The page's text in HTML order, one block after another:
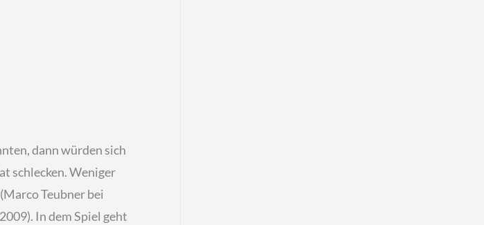
dann würden sich
schlecken. Weniger
(Marco Teubner bei
In dem Spiel geht